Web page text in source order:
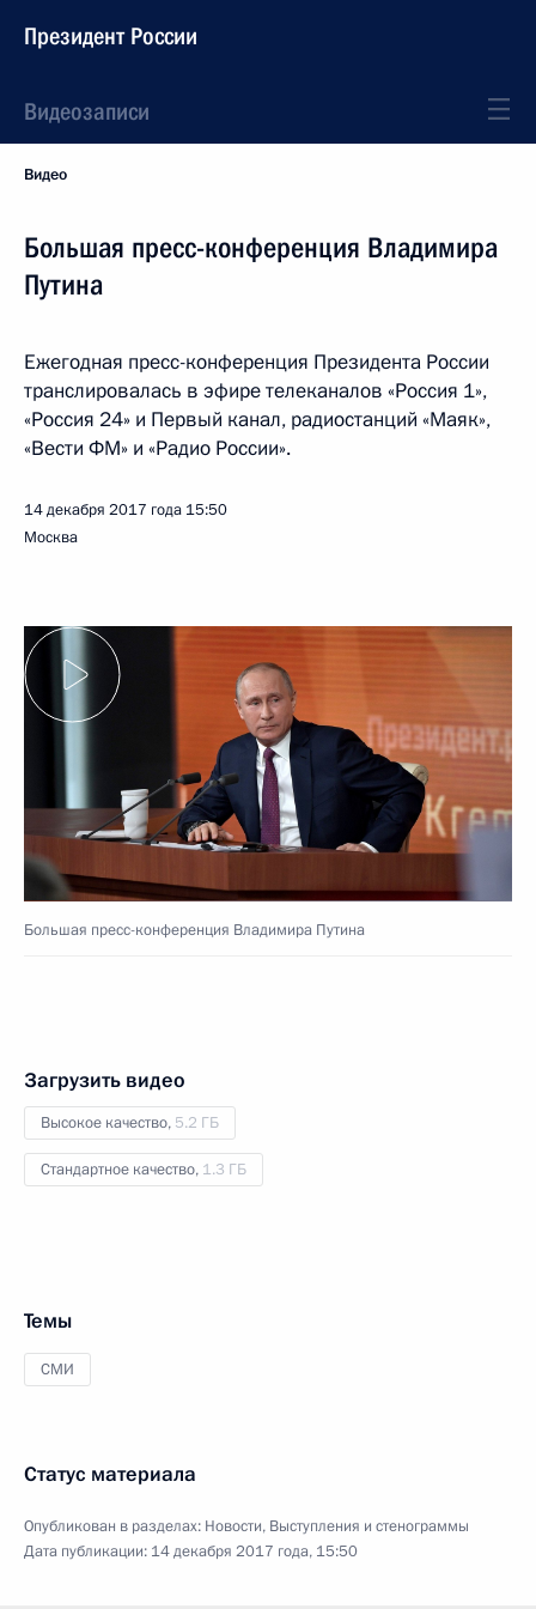
Президент России
Видеозаписи
Видео
Большая пресс-конференция Владимира
Путина
Ежегодная пресс-конференция Президента России
транслировалась в эфире телеканалов «Россия 1»,
«Россия 24» и Первый канал, радиостанций «Маяк»,
«Вести ФМ» и «Радио России».
14 декабря 2017 года 15:50
Москва
Большая пресс-конференция Владимира Путина
Загрузить видео
Высокое качество, 5.2 ГБ
Стандартное качество, 1.3 ГБ
Темы
СМИ
Статус материала
Опубликован в разделах: Новости, Выступления и стенограммы
Дата публикации: 14 декабря 2017 года, 15:50